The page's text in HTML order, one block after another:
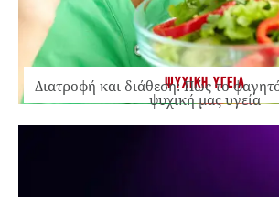
ΨΥΧΙΚΗ ΥΓΕΙΑ
Διατροφή και διάθεση: Πώς το
ψυχική μας υγεία